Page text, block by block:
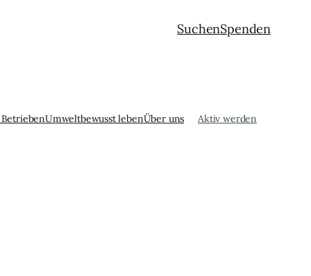
SuchenSpenden
BetriebenUmweltbewusst lebenÜber uns Aktiv werden